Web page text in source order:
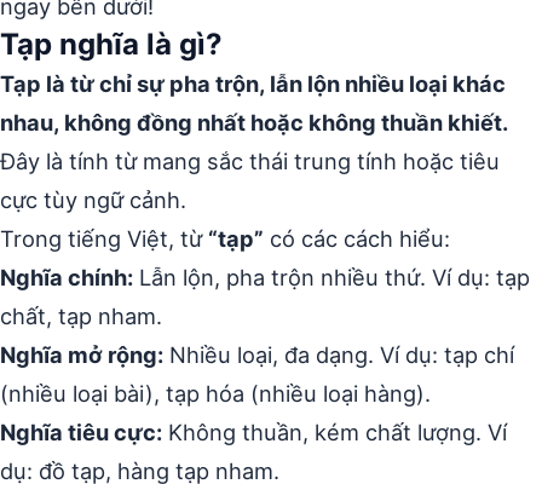
ngay bên dưới!
Tạp nghĩa là gì?
Tạp là từ chỉ sự pha trộn, lẫn lộn nhiều loại khác
nhau, không đồng nhất hoặc không thuần khiết.
Đây là tính từ mang sắc thái trung tính hoặc tiêu
cực tùy ngữ cảnh.
Trong tiếng Việt, từ “tạp” có các cách hiểu:
Nghĩa chính: Lẫn lộn, pha trộn nhiều thứ. Ví dụ: tạp
chất, tạp nham.
Nghĩa mở rộng: Nhiều loại, đa dạng. Ví dụ: tạp chí
(nhiều loại bài), tạp hóa (nhiều loại hàng).
Nghĩa tiêu cực: Không thuần, kém chất lượng. Ví
dụ: đồ tạp, hàng tạp nham.